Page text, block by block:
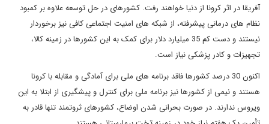
آفریقا در اثر کرونا از دنیا خواهند رفت. کشورهای در حل توسعه علاوه بر کمبود
نظام های درمانی پیشرفته، از شبکه های امنیت اجتماعی کافی نیز برخوردار
نیستند و دست کم 35 میلیارد دلار برای کمک به این کشورها در زمینه کالا،
تجهیزات و کادر پزشکی نیاز است.
اکنون 30 درصد کشورها فاقد برنامه های ملی برای آمادگی و مقابله با کرونا
هستند و نیمی از کشورها نیز برنامه ملی برای کنترل و پیشگیری از ابتلا به این
ویروس ندارند. در صورت بحرانی شدن اوضاع، کشورهای ثروتمند تنها قادر به